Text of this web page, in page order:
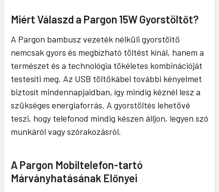
Miért Válaszd a Pargon 15W Gyorstöltőt?
A Pargon bambusz vezeték nélküli gyorstöltő
nemcsak gyors és megbízható töltést kínál, hanem a
természet és a technológia tökéletes kombinációját
testesíti meg. Az USB töltőkábel további kényelmet
biztosít mindennapjaidban, így mindig kéznél lesz a
szükséges energiaforrás. A gyorstöltés lehetővé
teszi, hogy telefonod mindig készen álljon, legyen szó
munkáról vagy szórakozásról.
A Pargon Mobiltelefon-tartó
Márványhatásának Előnyei